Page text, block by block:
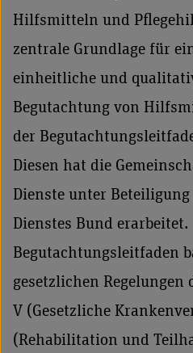
Hilfsmitteln und
zentrale Grundlage für
einheitliche und
Begutachtung von
der
Diesen hat die
Dienste unter
Dienstes Bund erarbeitet.
Begutachtungsleitfaden
gesetzlichen Regelungen
V (Gesetzliche
(Rehabilitation und